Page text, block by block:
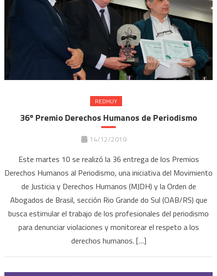
REDHUY
36º Premio Derechos Humanos de Periodismo
14/12/2019
Este martes 10 se realizó la 36 entrega de los Premios
Derechos Humanos al Periodismo, una iniciativa del Movimiento
de Justicia y Derechos Humanos (MJDH) y la Orden de
Abogados de Brasil, sección Rio Grande do Sul (OAB/RS) que
busca estimular el trabajo de los profesionales del periodismo
para denunciar violaciones y monitorear el respeto a los
derechos humanos. […]